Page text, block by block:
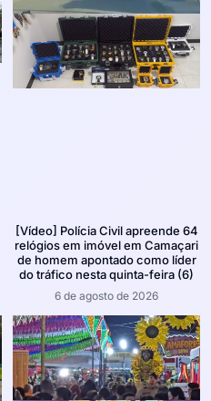
[Vídeo] Polícia Civil apreende 64
relógios em imóvel em Camaçari
de homem apontado como líder
do tráfico nesta quinta-feira (6)
6 de agosto de 2026